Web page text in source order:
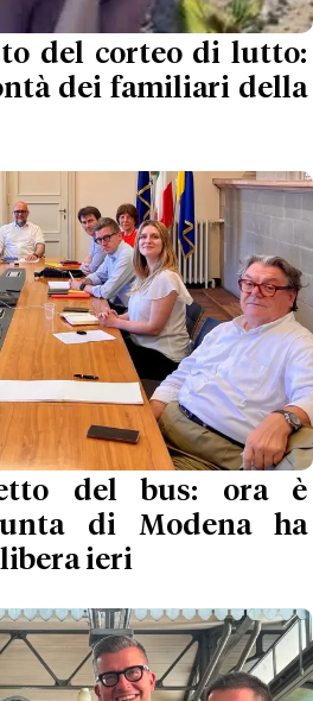
del corteo di lutto:
dei familiari della
del bus: ora è
di Modena ha
ieri